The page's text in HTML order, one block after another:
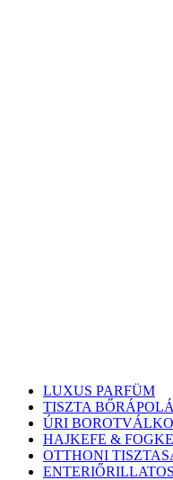
LUXUS PARFÜM
TISZTA
ÚRI
HAJKEFE &
OTTHONI